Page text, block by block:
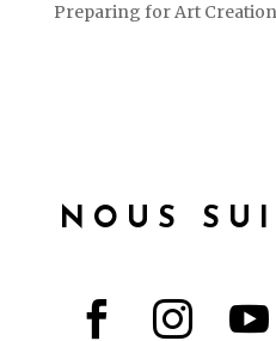
Preparing for Art Creation
NOUS
  